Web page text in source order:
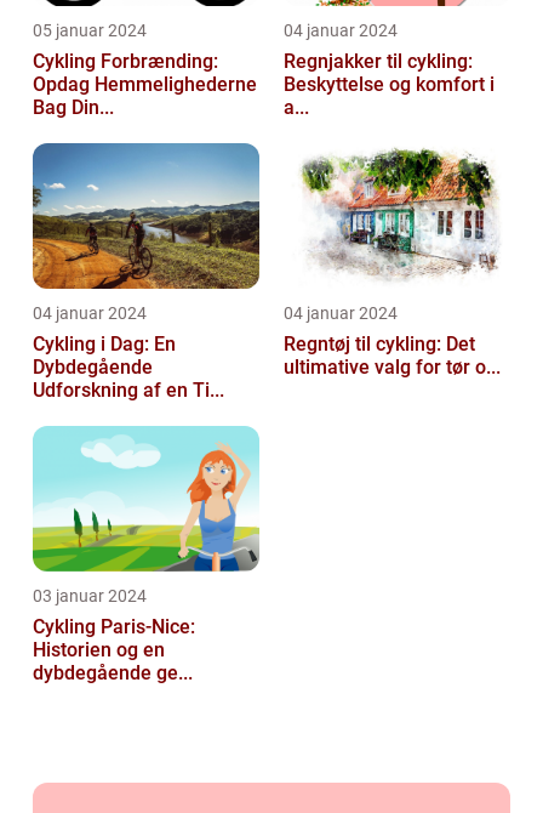
05 januar 2024
Cykling Forbrænding:
Opdag Hemmelighederne
Bag Din...
04 januar 2024
Regnjakker til cykling:
Beskyttelse og komfort i
a...
04 januar 2024
Cykling i Dag: En
Dybdegående
Udforskning af en Ti...
04 januar 2024
Regntøj til cykling: Det
ultimative valg for tør o...
03 januar 2024
Cykling Paris-Nice:
Historien og en
dybdegående ge...